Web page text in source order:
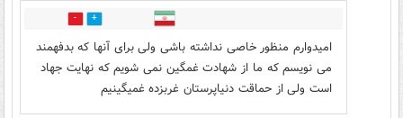
1
امیدوارم منظور خاصی نداشته باشی ولی برای آنها که بدفهمند
می نویسم که ما از شهادت غمگین نمی شویم که نهایت جهاد
است ولی از حماقت دنیاپرستان غربزده غمیگینیم‌